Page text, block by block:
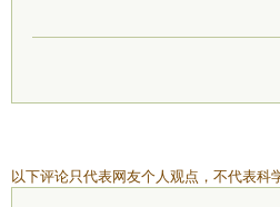
以下评论只代表网友个人观点，不代表科